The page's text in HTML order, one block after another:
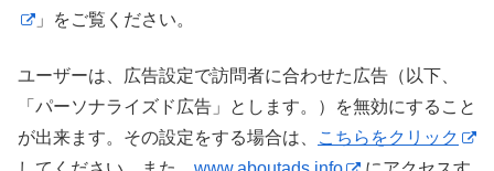
」をご覧ください。
ユーザーは、広告設定で訪問者に合わせた広告（以下、
「パーソナライズド広告」とします。）を無効にすること
が出来ます。その設定をする場合は、
こちらをクリック